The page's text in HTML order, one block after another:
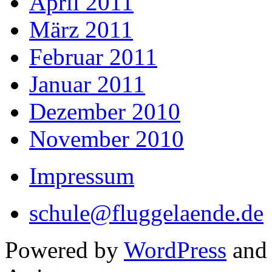
März 2011
Februar 2011
Januar 2011
Dezember 2010
November 2010
Impressum
schule@fluggelaende.de
Powered by WordPress and